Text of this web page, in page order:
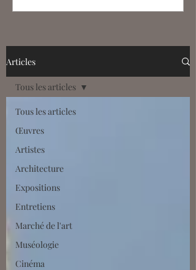
début de la Renaissance.
Accompagnés par Daniele Rivoletti
(Maître de conférences à l'Université
Clermont Auvergne), découvrez
comment les ducs et duchesses, avec
Articles
Tous les articles
Œuvres
Artistes
Architecture
Expositions
Entretiens
Marché de l'art
Muséologie
Cinéma
Tous les articles